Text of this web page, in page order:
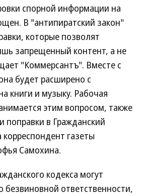
спорной информации на
В "антипиратский закон"
которые позволят
запрещенный контент, а не
"Коммерсантъ". Вместе с
будет расширено с
книги и музыку. Рабочая
этим вопросом, также
поправки в Гражданский
газеты
Самохина.
кодекса могут
безвиновной ответственности,